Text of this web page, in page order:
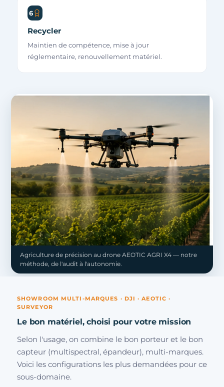
6
Recycler
Maintien de compétence, mise à jour
réglementaire, renouvellement matériel.
Agriculture de précision au drone AEOTIC AGRI X4 — notre
méthode, de l'audit à l'autonomie.
SHOWROOM MULTI-MARQUES · DJI · AEOTIC ·
SURVEYOR
Le bon matériel, choisi pour votre mission
Selon l'usage, on combine le bon porteur et le bon
capteur (multispectral, épandeur), multi-marques.
Voici les configurations les plus demandées pour ce
sous-domaine.